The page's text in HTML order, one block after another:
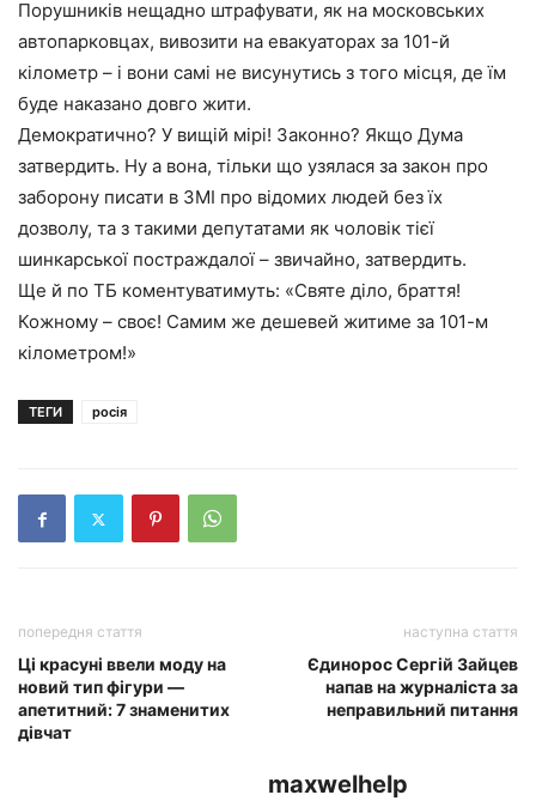
Порушників нещадно штрафувати, як на московських
автопарковцах, вивозити на евакуаторах за 101-й
кілометр – і вони самі не висунутись з того місця, де їм
буде наказано довго жити.
Демократично? У вищій мірі! Законно? Якщо Дума
затвердить. Ну а вона, тільки що узялася за закон про
заборону писати в ЗМІ про відомих людей без їх
дозволу, та з такими депутатами як чоловік тієї
шинкарської постраждалої – звичайно, затвердить.
Ще й по ТБ коментуватимуть: «Святе діло, браття!
Кожному – своє! Самим же дешевей житиме за 101-м
кілометром!»
ТЕГИ росія
попередня стаття
Ці красуні ввели моду на
новий тип фігури —
апетитний: 7 знаменитих
дівчат
наступна стаття
Єдинорос Сергій Зайцев
напав на журналіста за
неправильний питання
maxwelhelp